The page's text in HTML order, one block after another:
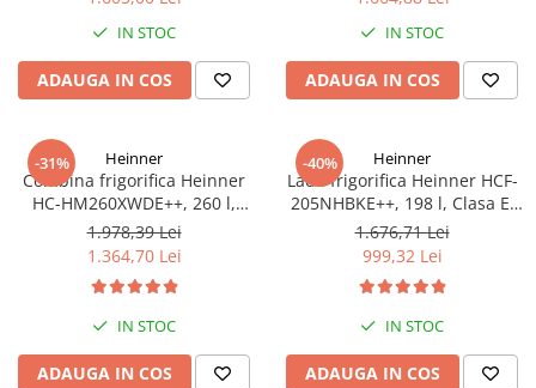
Ventuze cu brate pentru transport
Masini de spalat rufe cu uscator
Uscatoare de rufe
Masini de facut paine
incorporabile
Seturi oale
SANDWICH MAKER
Storcatoare de fructe
IN STOC
ADAUGA IN COS
IN STOC
ADAUGA IN COS
-31% Heinner
Combina frigorifica Heinner
HC-HM260XWDE++, 260 l,
Clasa E, Dozator apa, Control
electronic, Iluminare LED, Usi
reversibile, H 180 cm, Argintiu
1.978,39 Lei
1.364,70 Lei
IN STOC
ADAUGA IN COS
-40% Heinner
Lada frigorifica Heinner HCF-
205NHBKE++, 198 l, Clasa E,
Compresor inverter, Display
waterproof, Negru
1.676,71 Lei
999,32 Lei
IN STOC
ADAUGA IN COS